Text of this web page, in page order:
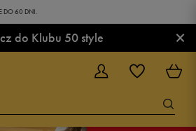
DO 60 DNI.
do Klubu 50 style ×